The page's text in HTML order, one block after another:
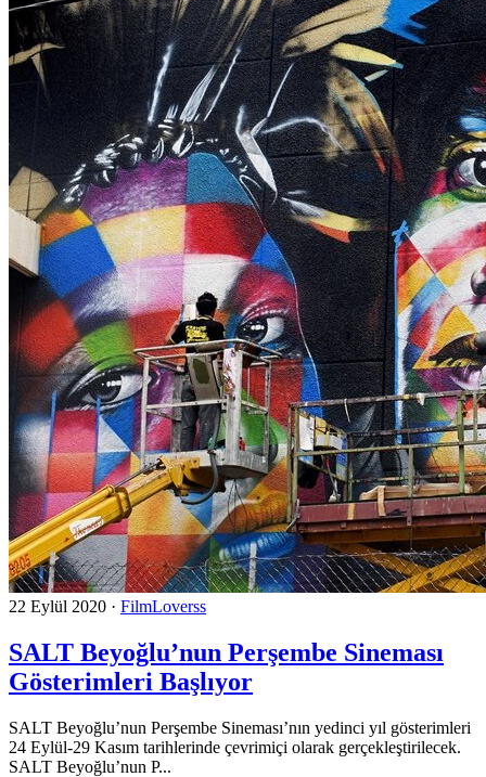
22 Eylül 2020 · FilmLoverss
SALT Beyoğlu’nun Perşembe Sineması
Gösterimleri Başlıyor
SALT Beyoğlu’nun Perşembe Sineması’nın yedinci yıl gösterimleri
24 Eylül-29 Kasım tarihlerinde çevrimiçi olarak gerçekleştirilecek.
SALT Beyoğlu’nun P...